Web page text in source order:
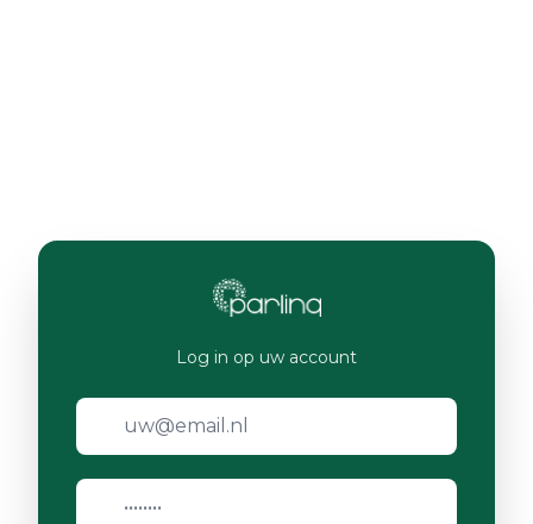
Log in op uw account